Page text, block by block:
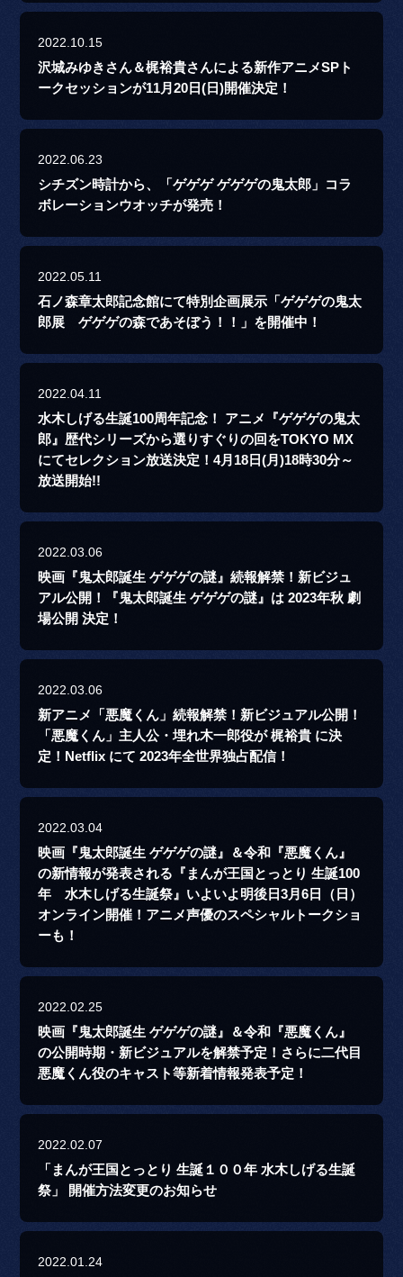
2022.10.15
沢城みゆきさん＆梶裕貴さんによる新作アニメSPト
ークセッションが11月20日(日)開催決定！
2022.06.23
シチズン時計から、「ゲゲゲ ゲゲゲの鬼太郎」コラ
ボレーションウオッチが発売！
2022.05.11
石ノ森章太郎記念館にて特別企画展示「ゲゲゲの鬼太
郎展 ゲゲゲの森であそぼう！！」を開催中！
2022.04.11
水木しげる生誕100周年記念！ アニメ『ゲゲゲの鬼太
郎』歴代シリーズから選りすぐりの回をTOKYO MX
にてセレクション放送決定！4月18日(月)18時30分～
放送開始!!
2022.03.06
映画『鬼太郎誕生 ゲゲゲの謎』続報解禁！新ビジュ
アル公開！『鬼太郎誕生 ゲゲゲの謎』は 2023年秋 劇
場公開 決定！
2022.03.06
新アニメ「悪魔くん」続報解禁！新ビジュアル公開！
「悪魔くん」主人公・埋れ木一郎役が 梶裕貴 に決
定！Netflix にて 2023年全世界独占配信！
2022.03.04
映画『鬼太郎誕生 ゲゲゲの謎』＆令和『悪魔くん』
の新情報が発表される『まんが王国とっとり 生誕100
年 水木しげる生誕祭』いよいよ明後日3月6日（日）
オンライン開催！アニメ声優のスペシャルトークショ
ーも！
2022.02.25
映画『鬼太郎誕生 ゲゲゲの謎』＆令和『悪魔くん』
の公開時期・新ビジュアルを解禁予定！さらに二代目
悪魔くん役のキャスト等新着情報発表予定！
2022.02.07
「まんが王国とっとり 生誕１００年 水木しげる生誕
祭」 開催方法変更のお知らせ
2022.01.24